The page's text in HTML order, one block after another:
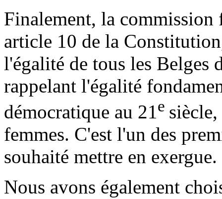
Finalement, la
article 10 de la
l'égalité de tous les Belges
rappelant l'égalité
démocratique au 21e
femmes. C'est l'un des
souhaité mettre en exergue.
Nous avons également